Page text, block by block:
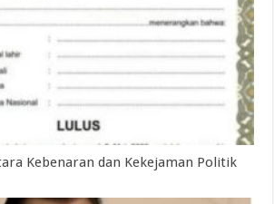
Kebenaran dan Kekejaman Politik